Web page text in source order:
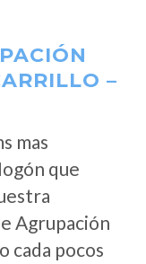
–
mas
que
Agrupación
cada pocos